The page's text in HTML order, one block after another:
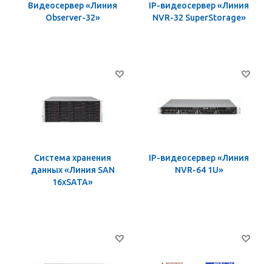
Видеосервер «Линия
Observer-32»
IP-видеосервер «Линия
NVR-32 SuperStorage»
Система хранения
данных «Линия SAN
16хSATA»
IP-видеосервер «Линия
NVR-64 1U»